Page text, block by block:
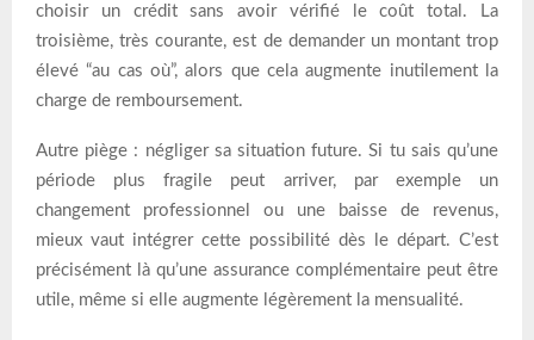
choisir un crédit sans avoir vérifié le coût total. La
troisième, très courante, est de demander un montant trop
élevé “au cas où”, alors que cela augmente inutilement la
charge de remboursement.
Autre piège : négliger sa situation future. Si tu sais qu’une
période plus fragile peut arriver, par exemple un
changement professionnel ou une baisse de revenus,
mieux vaut intégrer cette possibilité dès le départ. C’est
précisément là qu’une assurance complémentaire peut être
utile, même si elle augmente légèrement la mensualité.